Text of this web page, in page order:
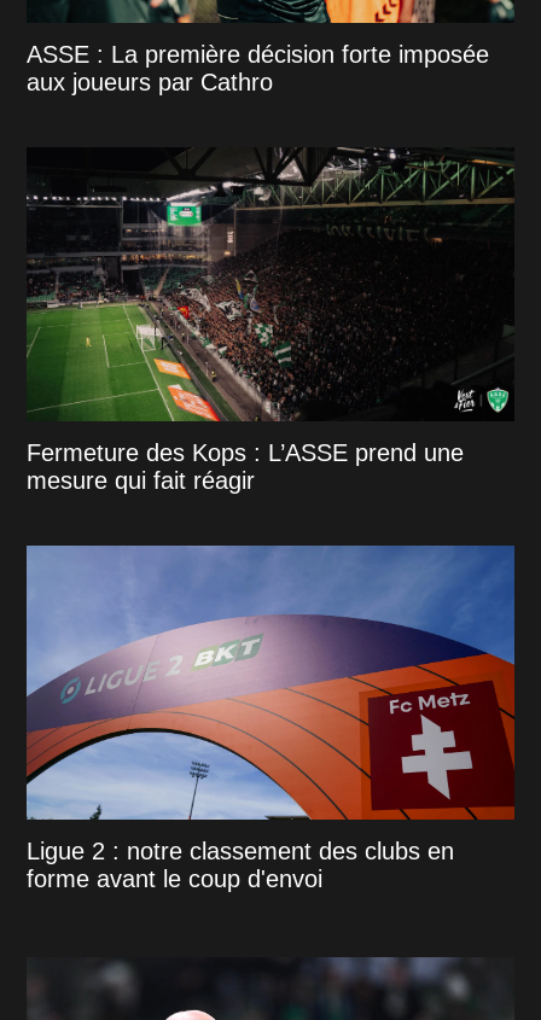
ASSE : La première décision forte imposée
aux joueurs par Cathro
Fermeture des Kops : L’ASSE prend une
mesure qui fait réagir
Ligue 2 : notre classement des clubs en
forme avant le coup d'envoi